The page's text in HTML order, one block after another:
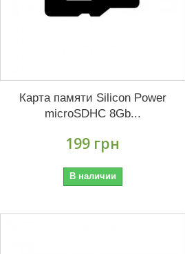
Карта памяти Silicon Power
microSDHC 8Gb...
199 грн
В наличии